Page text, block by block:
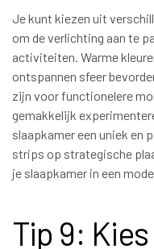
Je kunt kiezen uit
om de verlichting aan te
activiteiten. Warme
ontspannen sfeer
zijn voor functionelere
gemakkelijk
slaapkamer een uniek en
strips op strategische
je slaapkamer in een
Tip 9: